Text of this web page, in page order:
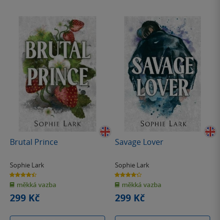
Brutal Prince
Sophie Lark
4.4
z
5
hvězdiček
měkká vazba
299 Kč
Savage Lover
Sophie Lark
4.3
z
5
hvězdiček
měkká vazba
299 Kč